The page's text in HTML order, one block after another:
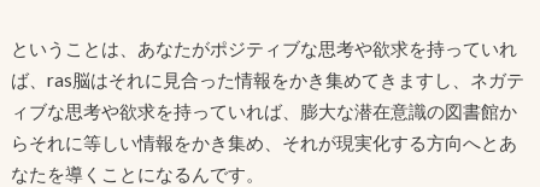
ということは、あなたがポジティブな思考や欲求を持っていれ
ば、ras脳はそれに見合った情報をかき集めてきますし、ネガテ
ィブな思考や欲求を持っていれば、膨大な潜在意識の図書館か
らそれに等しい情報をかき集め、それが現実化する方向へとあ
なたを導くことになるんです。